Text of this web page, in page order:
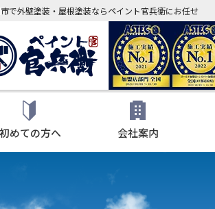
で外壁塗装・屋根塗装ならペイント官兵衛にお任せ
初めての方へ 会社案内